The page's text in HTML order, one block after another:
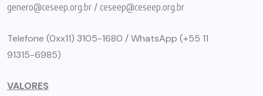
genero@ceseep.org.br / ceseep@ceseep.org.br
Telefone (0xx11) 3105-1680 / WhatsApp (+55 11
91315-6985)
VALORES